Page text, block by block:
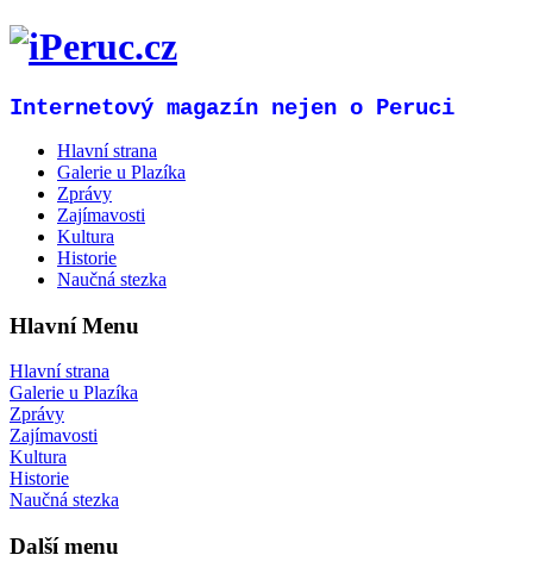
Internetový magazín nejen o Peruci
Hlavní strana
Galerie u Plazíka
Zprávy
Zajímavosti
Kultura
Historie
Naučná stezka
Hlavní Menu
Hlavní strana
Galerie u Plazíka
Zprávy
Zajímavosti
Kultura
Historie
Naučná stezka
Další menu